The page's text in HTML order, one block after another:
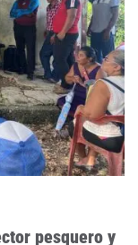
pesquero y